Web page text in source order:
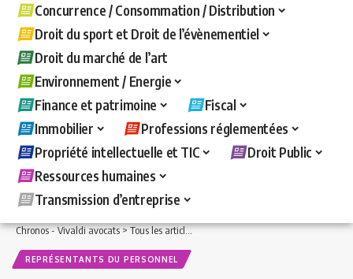
Concurrence / Consommation / Distribution
Droit du sport et Droit de l’évènementiel
Droit du marché de l’art
Environnement / Energie
Finance et patrimoine
Fiscal
Immobilier
Professions réglementées
Propriété intellectuelle et TIC
Droit Public
Ressources humaines
Transmission d’entreprise
Chronos - Vivaldi avocats>Tous les articles >Ressources humaines>
REPRÉSENTANTS DU PERSONNEL